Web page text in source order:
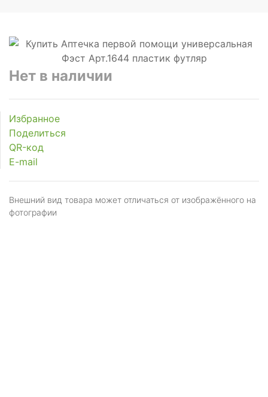
Нет в наличии
Избранное
Поделиться
QR-код
E-mail
Внешний вид товара может отличаться от изображённого на
фотографии